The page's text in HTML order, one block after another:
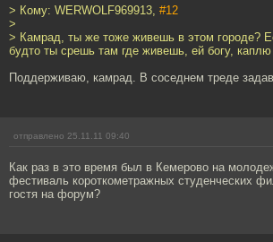
> Кому: WERWOLF969913, #12
>
> Камрад, ты же тоже живешь в этом городе?
будто ты срешь там где живешь, ей богу,
Поддерживаю, камрад. В соседнем треде
отправлено 25.11.11 09:40
Как раз в это время был в Кемерово на
фестиваль короткометражных студенческих
гостя на форум?